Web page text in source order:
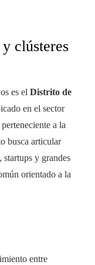
clústeres
es el Distrito de
en el sector
a la
busca articular
y grandes
orientado a la
entre